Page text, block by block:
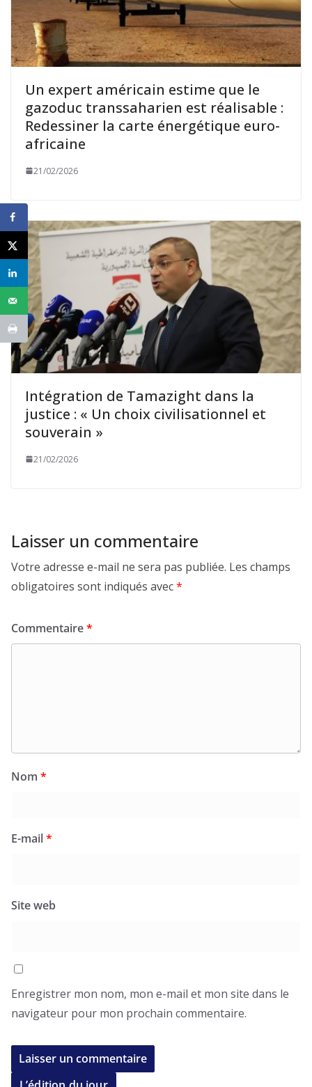
Un expert américain estime que le
gazoduc transsaharien est réalisable :
Redessiner la carte énergétique euro-
africaine
21/02/2026
Intégration de Tamazight dans la
justice : « Un choix civilisationnel et
souverain »
21/02/2026
Laisser un commentaire
Votre adresse e-mail ne sera pas publiée. Les champs
obligatoires sont indiqués avec*
Commentaire*
Nom *
E-mail*
Site web
Enregistrer mon nom, mon e-mail et mon site dans le
navigateur pour mon prochain commentaire.